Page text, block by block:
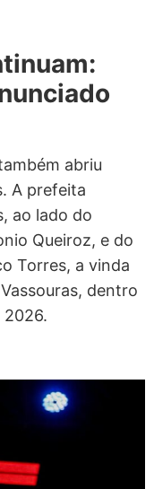
abriu
A prefeita
ao lado do
Queiroz, e do
Torres, a vinda
dentro
2026.